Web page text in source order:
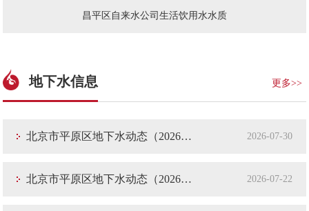
昌平区自来水公司生活饮用水水质
地下水信息 更多>>
​北京市平原区地下水动态（2026年7月第4期） 2026-07-30
​北京市平原区地下水动态（2026年7月第3期） 2026-07-22